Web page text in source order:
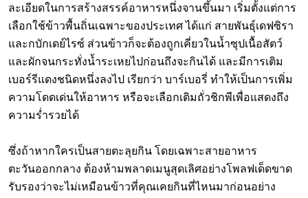
ละเอียดในการสร้างสรรค์อาหารหนึ่งจานขึ้นมา เริ่มตั้งแต่การ
เลือกใช้ข้าวพื้นถิ่นเฉพาะของประเทศ ได้แก่ สายพันธุ์เดฟซิรา
และกบักเดย์ไรซ์ ส่วนข้าวก็จะต้องถูกเคี่ยวในน้ำซุปเนื้อสัตว์
และผักจนกระทั่งน้ำระเหยไปก่อนถึงจะกินได้ และมีการเติม
เบอร์รีแดงชนิดหนึ่งลงไป เรียกว่า บาร์เบอรี่ ทำให้เป็นการเพิ่ม
ความโดดเด่นให้อาหาร หรือจะเลือกเติมถั่วชิกพีเพื่อแสดงถึง
ความร่ำรวยได้
ซึ่งถ้าหากใครเป็นสายตะลุยกิน โดยเฉพาะสายอาหาร
ตะวันออกกลาง ต้องห้ามพลาดเมนูสุดเลิศอย่างโพลฟเด็ดขาด
รับรองว่าจะไม่เหมือนข้าวที่คุณเคยกินที่ไหนมาก่อนอย่าง